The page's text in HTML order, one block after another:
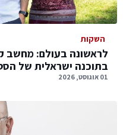
השקות
בתוכנה ישראלית של
01 אוגוסט, 2026